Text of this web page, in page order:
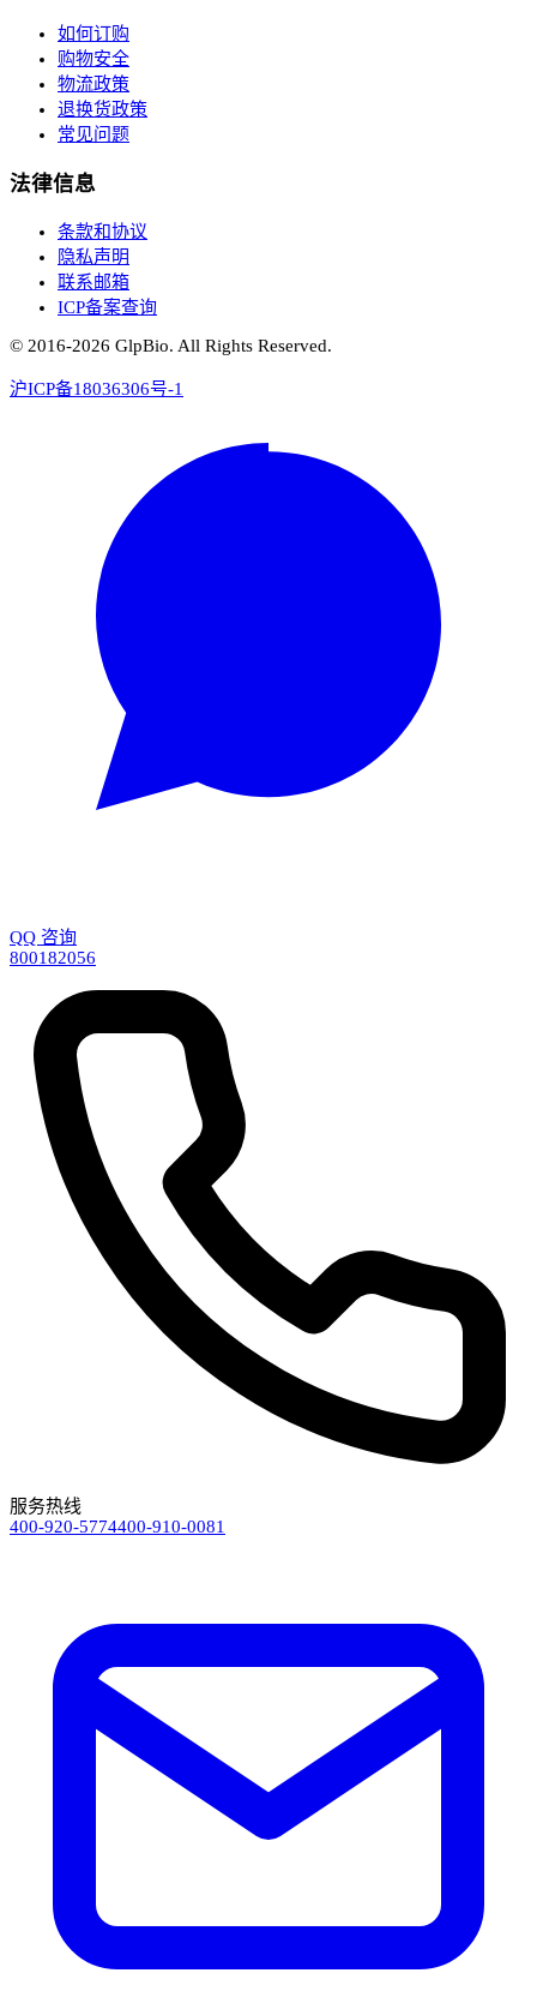
如何订购
购物安全
物流政策
退换货政策
常见问题
法律信息
条款和协议
隐私声明
联系邮箱
ICP备案查询
© 2016-2026 GlpBio. All Rights Reserved.
沪ICP备18036306号-1
QQ 咨询
800182056
服务热线
400-920-5774400-910-0081